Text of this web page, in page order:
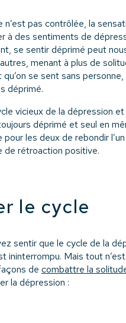
n’est pas contrôlée, la
à des sentiments de
se sentir déprimé peut
menant à plus de
se sent sans
déprimé.
vicieux de la dépression
déprimé et seul en
pour les deux de rebondir
de rétroaction positive.
le cycle
sentir que le cycle de la
ininterrompu. Mais tout
de combattre la
la dépression :